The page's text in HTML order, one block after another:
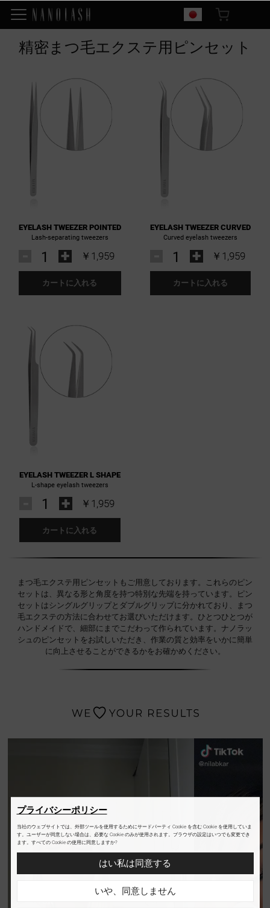
精密まつ毛エクステ用ピンセット
EYELASH TWEEZER POINTED
Lash-separating tweezers
￥1,959
+
カートに入れる
EYELASH TWEEZER CURVED
Curved eyelash tweezers
￥1,959
+
カートに入れる
EYELASH TWEEZER L SHAPE
L-shape eyelash tweezers
￥1,959
+
カートに入れる
まつ毛エクステ用ピンセットもご用意しております。これらのピン
セットは、異なる形と角度を持つ特別な先端を持っています。ピン
セットはシングルグリップとダブルグリップに分かれており、まつ
毛エクステの方法に合わせてお選びいただけます。ひとつひとつが
ハンドメイドで、細部にまでこだわって作られています。ナノラッ
シュのピンセットをお試しいただき、作業の質と効率をいかに簡単
に向上させることができるかをお確かめください。
プライバシーポリシー
当社のウェブサイトでは、外部ツールを使用するためにサードパーティ Cookie を含む Cookie を使用していま
す。ユーザーが同意しない場合は、必要な Cookie のみが使用されます。ブラウザの設定はいつでも変更でき
ます。すべての Cookie の使用に同意しますか?
はい私は同意する
いや、同意しません